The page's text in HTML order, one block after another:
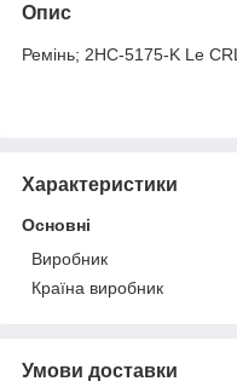
Опис
Ремінь; 2НС-5175-K Le
Характеристики
Основні
Виробник
Країна виробник
Умови доставки